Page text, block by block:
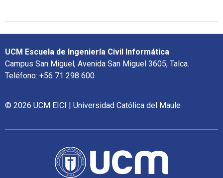
UCM Escuela de Ingeniería Civil Informática
Campus San Miguel, Avenida San Miguel 3605, Talca.
Teléfono: +56 71 298 600
© 2026 UCM EICI | Universidad Católica del Maule